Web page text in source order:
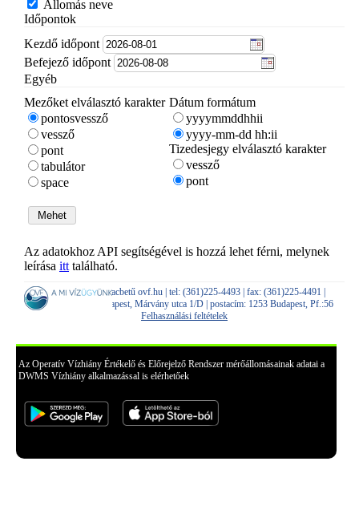
Állomás neve
Időpontok
Kezdő időpont
Befejező időpont
Egyéb
Mezőket elválasztó karakter
pontosvessző
vessző
pont
tabulátor
space
Dátum formátum
yyyymmddhhii
yyyy-mm-dd hh:ii
Tizedesjegy elválasztó karakter
vessző
pont
Az adatokhoz API segítségével is hozzá lehet férni, melynek
leírása itt található.
e-mail: dwms kukacbetű ovf.hu | tel: (361)225-4493 | fax: (361)225-4491 |
telephely: 1012 Budapest, Márvány utca 1/D | postacím: 1253 Budapest, Pf.:56
Felhasználási feltételek
Az Operatív Vízhiány Értékelő és Előrejelző Rendszer mérőállomásainak adatai a
DWMS Vízhiány alkalmazással is elérhetőek